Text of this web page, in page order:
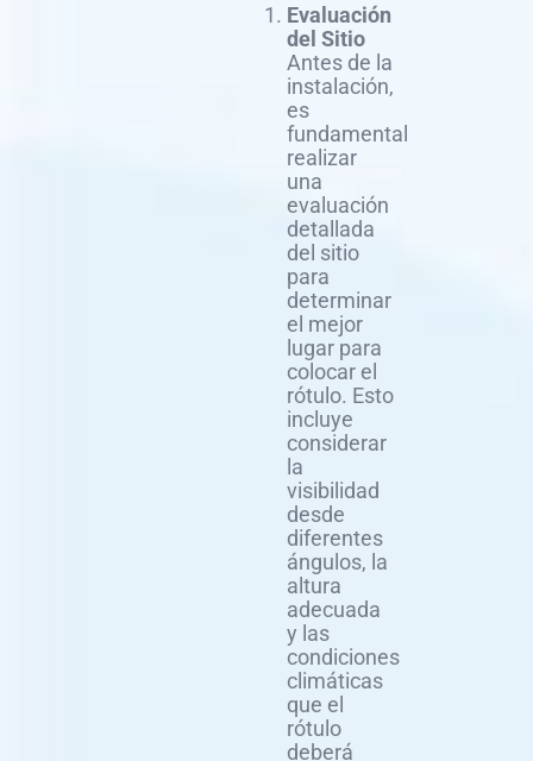
Evaluación
del Sitio
Antes de la
instalación,
es
fundamental
realizar
una
evaluación
detallada
del sitio
para
determinar
el mejor
lugar para
colocar el
rótulo. Esto
incluye
considerar
la
visibilidad
desde
diferentes
ángulos, la
altura
adecuada
y las
condiciones
climáticas
que el
rótulo
deberá